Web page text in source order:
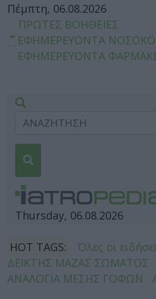
Πέμπτη, 06.08.2026
ΠΡΩΤΕΣ ΒΟΗΘΕΙΕΣ
ΕΦΗΜΕΡΕΥΟΝΤΑ
ΕΦΗΜΕΡΕΥΟΝΤΑ
Thursday, 06.08.2026
HOT TAGS:
Όλες οι
ΔΕΙΚΤΗΣ ΜΑΖΑΣ ΣΩΜΑΤΟΣ
ΑΝΑΛΟΓΙΑ ΜΕΣΗΣ ΓΟΦΩΝ